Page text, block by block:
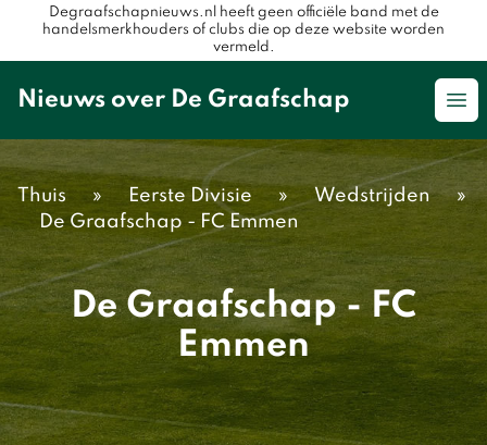
Degraafschapnieuws.nl heeft geen officiële band met de
handelsmerkhouders of clubs die op deze website worden
vermeld.
Nieuws over De Graafschap
Thuis » Eerste Divisie » Wedstrijden
»
De Graafschap - FC Emmen
De Graafschap - FC
Emmen